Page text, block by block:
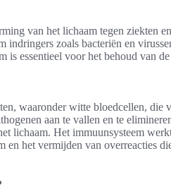
van het lichaam tegen ziekten
indringers zoals bacteriën en
essentieel voor het behoud van
waaronder witte bloedcellen,
aan te vallen en te
lichaam. Het immuunsysteem
en het vermijden van overreacties